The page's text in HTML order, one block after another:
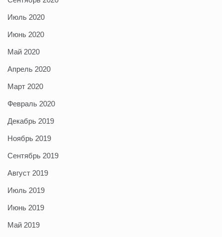
Июль 2020
Июнь 2020
Май 2020
Апрель 2020
Март 2020
Февраль 2020
Декабрь 2019
Ноябрь 2019
Сентябрь 2019
Август 2019
Июль 2019
Июнь 2019
Май 2019